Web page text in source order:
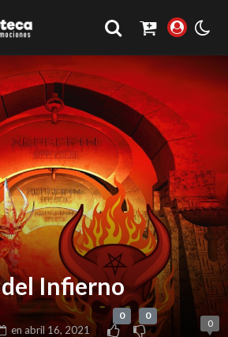
Infierno
en abril 16, 2021
0 0
0